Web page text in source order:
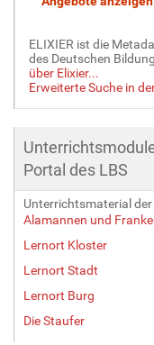
ELIXIER ist die
des Deutschen
über Elixier...
Erweiterte Suche in
Portal des LBS
Unterrichtsmaterial
Alamannen und
Lernort Kloster
Lernort Stadt
Lernort Burg
Die Staufer